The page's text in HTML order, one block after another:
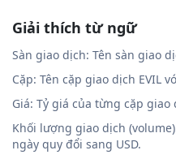
Giải thích từ ngữ
Sàn giao dịch: Tên sàn giao
Cặp: Tên cặp giao dịch EVIL
Giá: Tỷ giá của từng cặp
Khối lượng giao dịch
ngày quy đổi sang USD.